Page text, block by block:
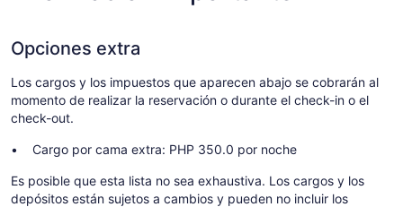
Opciones extra
Los cargos y los impuestos que aparecen abajo se cobrarán al
momento de realizar la reservación o durante el check-in o el
check-out.
Cargo por cama extra: PHP 350.0 por noche
Es posible que esta lista no sea exhaustiva. Los cargos y los
depósitos están sujetos a cambios y pueden no incluir los